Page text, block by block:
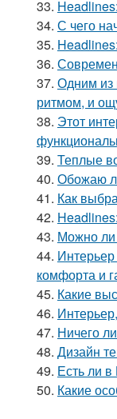
33. Headlines:
34. С чего
35. Headlines:
36.
37. Одним из
ритмом, и
38. Этот
39. Теплые
40. Обожаю
41. Как
42. Headlines:
43. Можно ли
44.
комфорта и
45. Какие
46.
47. Ничего
48. Дизайн
49. Есть ли
50. Какие